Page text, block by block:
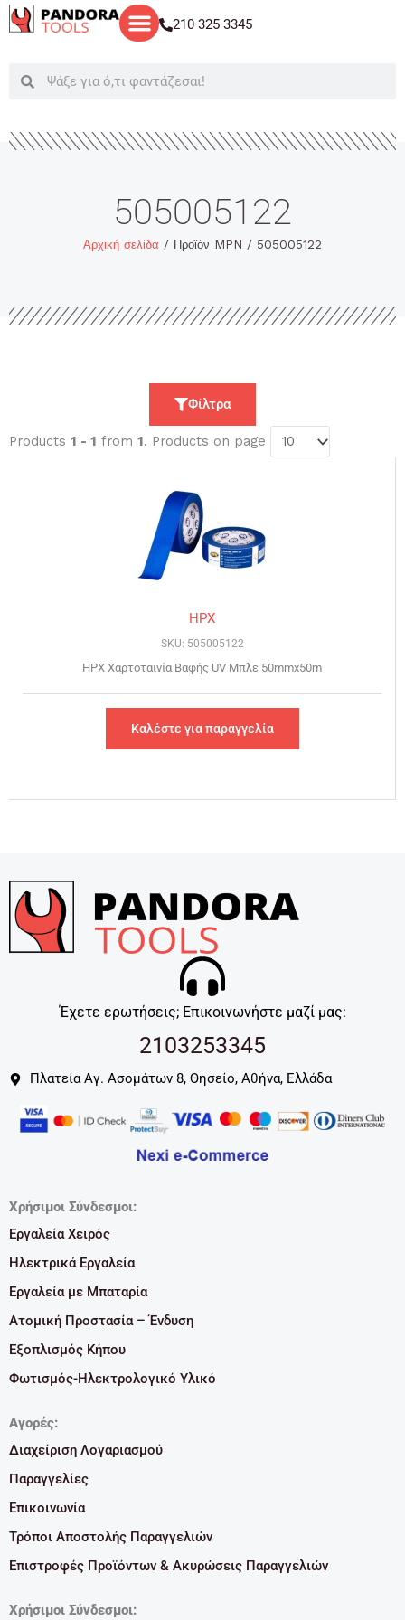
Μετάβαση
στο
210 325 3345
SearchSearch
505005122
Αρχική σελίδα / Προϊόν MPN / 505005122
Φίλτρα
Products 1 - 1 from 1. Products on page
HPX
SKU: 505005122
HPX Χαρτοταινία Βαφής UV Μπλε 50mmx50m
Καλέστε για παραγγελία
Έχετε ερωτήσεις; Επικοινωνήστε μαζί μας:
2103253345
Πλατεία Αγ. Ασομάτων 8, Θησείο, Αθήνα, Ελλάδα
Χρήσιμοι Σύνδεσμοι:
Εργαλεία Χειρός
Ηλεκτρικά Εργαλεία
Εργαλεία με Μπαταρία
Ατομική Προστασία – Ένδυση
Εξοπλισμός Κήπου
Φωτισμός-Ηλεκτρολογικό Υλικό
Αγορές:
Διαχείριση Λογαριασμού
Παραγγελίες
Επικοινωνία
Τρόποι Αποστολής Παραγγελιών
Επιστροφές Προϊόντων & Ακυρώσεις Παραγγελιών
Χρήσιμοι Σύνδεσμοι: